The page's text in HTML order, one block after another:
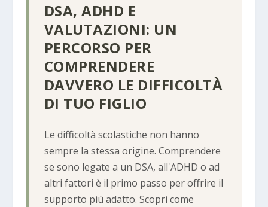
DSA, ADHD E
VALUTAZIONI: UN
PERCORSO PER
COMPRENDERE
DAVVERO LE DIFFICOLTÀ
DI TUO FIGLIO
Le difficoltà scolastiche non hanno
sempre la stessa origine. Comprendere
se sono legate a un DSA, all'ADHD o ad
altri fattori è il primo passo per offrire il
supporto più adatto. Scopri come